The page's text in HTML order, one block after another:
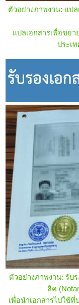
ตัวอย่างภาพงาน: แป
แปลเอกสารเพื่อขย
ประเ
ตัวอย่างภาพงาน: รับ
ลิค
เพื่อนำเอกสารไปใช้